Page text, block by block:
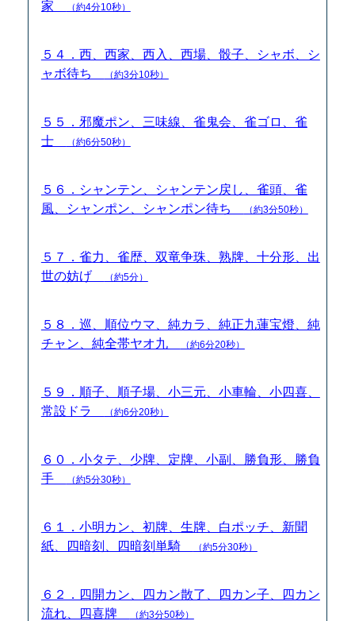
家 （約4分10秒）
５４．西、西家、西入、西場、骰子、シャボ、シ
ャボ待ち
（約3分10秒）
５５．邪魔ポン、三味線、雀鬼会、雀ゴロ、雀
士
（約6分50秒）
５６．シャンテン、シャンテン戻し、雀頭、雀
風、シャンポン、シャンポン待ち
（約3分50秒）
５７．雀力、雀歴、双竜争珠、熟牌、十分形、出
世の妨げ
（約5分）
５８．巡、順位ウマ、純カラ、純正九蓮宝燈、純
チャン、純全帯ヤオ九
（約6分20秒）
５９．順子、順子場、小三元、小車輪、小四喜、
常設ドラ
（約6分20秒）
６０．小タテ、少牌、定牌、小副、勝負形、勝負
手
（約5分30秒）
６１．小明カン、初牌、生牌、白ポッチ、新聞
紙、四暗刻、四暗刻単騎
（約5分30秒）
６２．四開カン、四カン散了、四カン子、四カン
流れ、四喜牌
（約3分50秒）